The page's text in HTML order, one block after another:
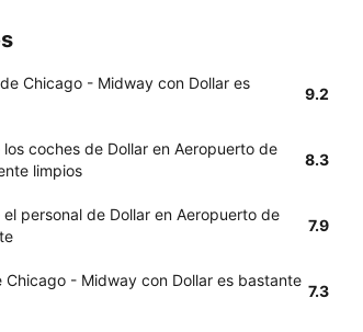
Chicago - Midway con Dollar es
9.2
coches de Dollar en Aeropuerto de
limpios
8.3
personal de Dollar en Aeropuerto de
7.9
- Midway con Dollar es bastante
7.3